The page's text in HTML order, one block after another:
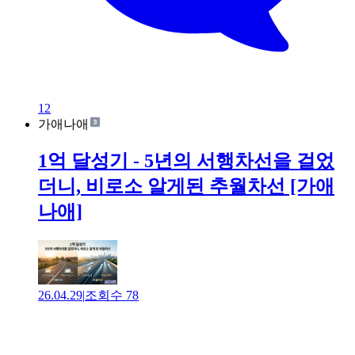
12
가애나애
1억 달성기 - 5년의 서행차선을 걸었
더니, 비로소 알게된 추월차선 [가애
나애]
26.04.29|조회수 78